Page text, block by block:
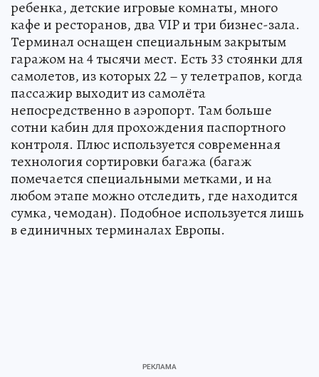
ребенка, детские игровые комнаты, много
кафе и ресторанов, два VIP и три бизнес-зала.
Терминал оснащен специальным закрытым
гаражом на 4 тысячи мест. Есть 33 стоянки для
самолетов, из которых 22 – у телетрапов, когда
пассажир выходит из самолёта
непосредственно в аэропорт. Там больше
сотни кабин для прохождения паспортного
контроля. Плюс используется современная
технология сортировки багажа (багаж
помечается специальными метками, и на
любом этапе можно отследить, где находится
сумка, чемодан). Подобное используется лишь
в единичных терминалах Европы.